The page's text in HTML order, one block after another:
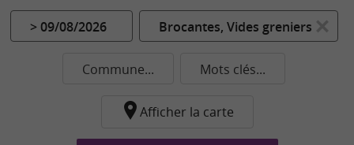
> 09/08/2026 Brocantes, Vides greniers
Commune... Mots clés...
Afficher la carte